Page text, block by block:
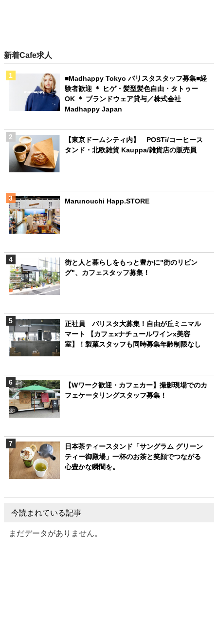
新着Cafe求人
■Madhappy Tokyo バリスタスタッフ募集■経
験者歓迎 ＊ ヒゲ・髪型髪色自由・タトゥー
OK ＊ ブランドウェア貸与／株式会社
Madhappy Japan
【東京ドームシティ内】 POSTi/コーヒース
タンド・北欧雑貨 Kauppa/雑貨店の販売員
Marunouchi Happ.STORE
街と人と暮らしをもっと豊かに"街のリビン
グ"、カフェスタッフ募集！
正社員 バリスタ大募集！自由が丘ミニマル
マート 【カフェxナチュールワインx美容
室】！製菓スタッフも同時募集年齢制限なし
【Wワーク歓迎・カフェカー】撮影現場でのカ
フェケータリングスタッフ募集！
日本茶ティースタンド「サングラム グリーン
ティー御殿場」一杯のお茶と笑顔でつながる
心豊かな瞬間を。
今読まれている記事
まだデータがありません。